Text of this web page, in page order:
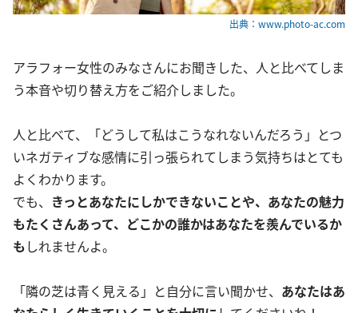
出典：www.photo-ac.com
アラフォー女性のみなさんにお聞きした、人と比べてしま
う本音や切り替え方をご紹介しました。
人と比べて、「どうして私はこうなれないんだろう」とつ
いネガティブな感情に引っ張られてしまう気持ちはとても
よくわかります。
でも、 きっとあなたにしかできないことや、あなたの魅力
もたくさんあって、 どこかの誰かはあなたを羨んでいるか
もしれませんよ。
「隣の芝は青く見える」と自分に言い聞かせ、 あなたはあ